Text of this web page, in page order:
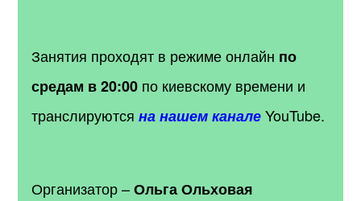
Занятия проходят в режиме онлайн по
средам в 20:00 по киевскому времени и
транслируютсяна нашем каналеYouTube.
Организатор –Ольга Ольховая